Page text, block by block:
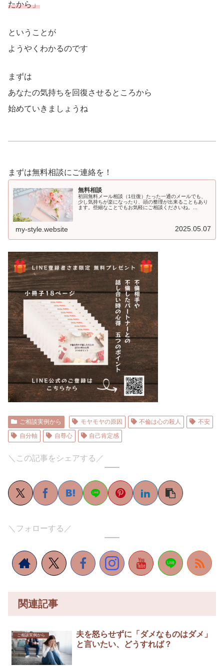
たから」
ということが
ようやくわかるのです
まずは
あなたの気持ちを回復させるところから
始めていきましょうね
まずは無料相談にご連絡を！
無料相談
初回無料メール相談（1往復）たった一通のメールでも、
少し気持ちが楽になったり、頭の整理が出来ることもあり
ます。些細なことでもお気軽にご相談くださいね。...
my-style.website 2025.05.07
ご相談実例から モヤモヤの原因 不倫は心の殺人
不安
自分軸
自尊心 自己肯定感
＼この記事をシェアする／
＼フォローする／
関連記事
ご相談実例から
夫を怒らせずに「ダメなものはダメ」
と言いたい、どうすれば？